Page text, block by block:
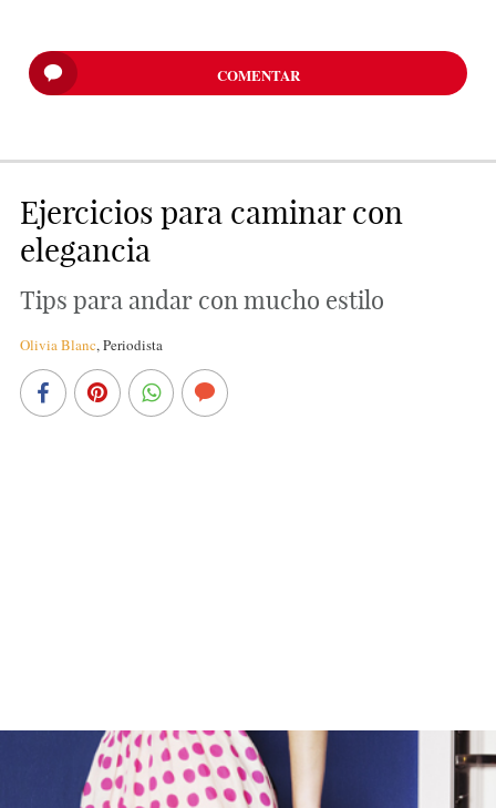
COMENTAR
Ejercicios para caminar con
elegancia
Tips para andar con mucho estilo
Olivia Blanc,Periodista